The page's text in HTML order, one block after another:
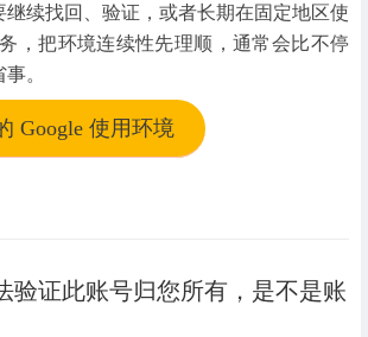
继续找回、验证，或者长期在固定地区使
，把环境连续性先理顺，通常会比不停
。
Google 使用环境
验证此账号归您所有，是不是账